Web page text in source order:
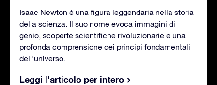
Isaac Newton è una figura leggendaria nella storia
della scienza. Il suo nome evoca immagini di
genio, scoperte scientifiche rivoluzionarie e una
profonda comprensione dei principi fondamentali
dell'universo.
Leggi l'articolo per intero